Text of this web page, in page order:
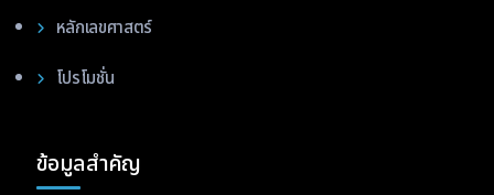
หลักเลขศาสตร์
โปรโมชั่น
ข้อมูลสำคัญ